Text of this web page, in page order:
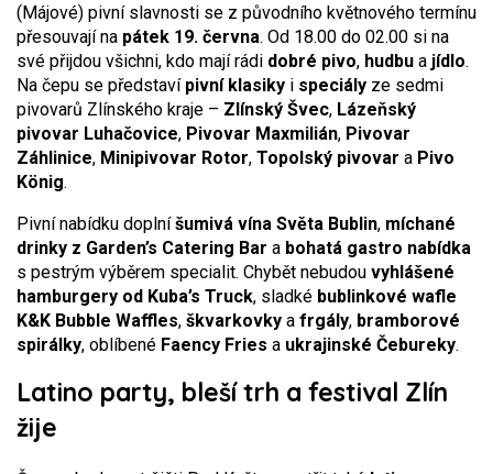
(Májové) pivní slavnosti se z původního květnového termínu
přesouvají na pátek 19. června. Od 18.00 do 02.00 si na
své přijdou všichni, kdo mají rádi dobré pivo, hudbu a jídlo.
Na čepu se představí pivní klasiky i speciály ze sedmi
pivovarů Zlínského kraje – Zlínský Švec, Lázeňský
pivovar Luhačovice, Pivovar Maxmilián, Pivovar
Záhlinice, Minipivovar Rotor, Topolský pivovar a Pivo
König.
Pivní nabídku doplníšumivá vína Světa Bublin, míchané
drinky z Garden’s Catering Bar a bohatá gastro nabídka
s pestrým výběrem specialit. Chybět nebudou vyhlášené
hamburgery od Kuba’s Truck, sladké bublinkové wafle
K&K Bubble Waffles, škvarkovky a frgály, bramborové
spirálky, oblíbené Faency Fries a ukrajinské Čebureky.
Latino party, bleší trh a festival Zlín
žije